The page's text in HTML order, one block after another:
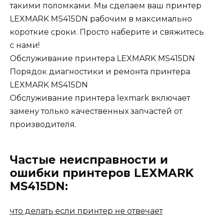
такими поломками. Мы сделаем ваш принтер
LEXMARK MS415DN рабочим в максимально
короткие сроки. Просто наберите и свяжитесь
с нами!
Обслуживание принтера LEXMARK MS415DN
Порядок диагностики и ремонта принтера
LEXMARK MS415DN
Обслуживание принтера lexmark включает
замену только качественных запчастей от
производителя.
Частые неисправности и
ошибки принтеров LEXMARK
MS415DN:
что делать если принтер не отвечает